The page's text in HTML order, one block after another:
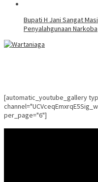
Bupati H Jani Sangat
Penyalahgunaan Narkoba
[automatic_youtube_gallery
per_page="6"]